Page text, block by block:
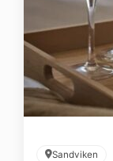
Sandviken